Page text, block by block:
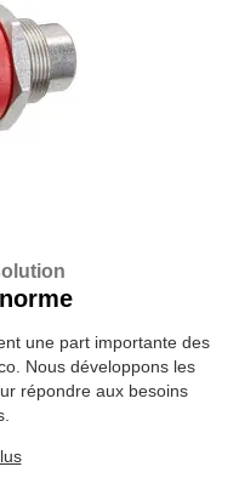
une part importante des
Nous développons les
répondre aux besoins